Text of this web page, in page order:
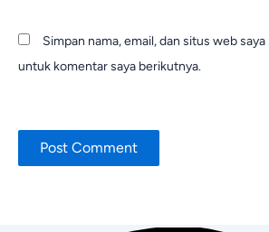
Simpan nama, email, dan situs web
untuk komentar saya berikutnya.